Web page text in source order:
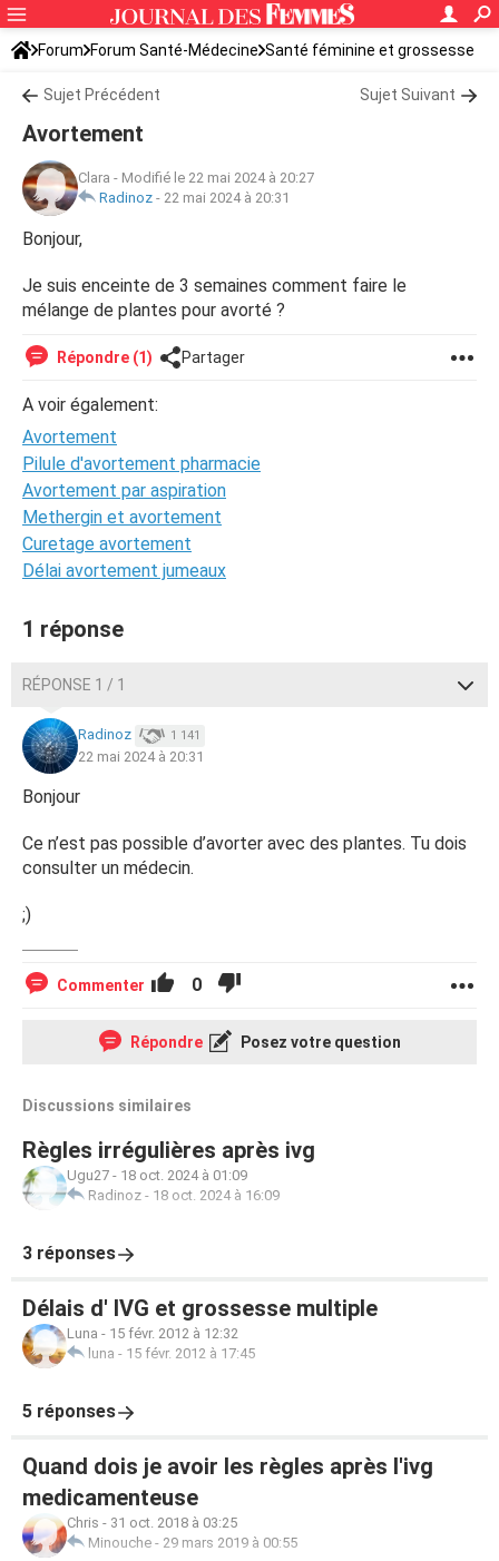
Forum Forum Santé-Médecine Santé féminine et grossesse
IVG-IMG
Sujet Précédent Sujet Suivant
Avortement
Clara - Modifié le 22 mai 2024 à 20:27
Radinoz - 22 mai 2024 à 20:31
Bonjour,
Je suis enceinte de 3 semaines comment faire le
mélange de plantes pour avorté ?
Répondre (1) Partager
A voir également:
Avortement
Pilule d'avortement pharmacie
Avortement par aspiration
Methergin et avortement
Curetage avortement
Délai avortement jumeaux
1 réponse
RÉPONSE 1 / 1
Radinoz 1 141
22 mai 2024 à 20:31
Bonjour
Ce n’est pas possible d’avorter avec des plantes. Tu dois
consulter un médecin.
;)
Commenter 0
Répondre Posez votre question
Discussions similaires
Règles irrégulières après ivg
Ugu27 - 18 oct. 2024 à 01:09
Radinoz - 18 oct. 2024 à 16:09
3 réponses
Délais d' IVG et grossesse multiple
Luna - 15 févr. 2012 à 12:32
luna - 15 févr. 2012 à 17:45
5 réponses
Quand dois je avoir les règles après l'ivg
medicamenteuse
Chris - 31 oct. 2018 à 03:25
Minouche - 29 mars 2019 à 00:55